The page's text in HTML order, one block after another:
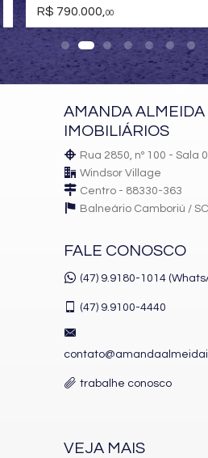
R$ 790.000,00
AMANDA ALMEIDA
IMOBILIÁRIOS
Rua 2850, nº 100 - Sala
Windsor Village
Centro - 88330-363
Balneário Camboriú / SC
FALE CONOSCO
(47) 9.9180-1014
(47) 9.9100-4440
trabalhe conosco
VEJA MAIS